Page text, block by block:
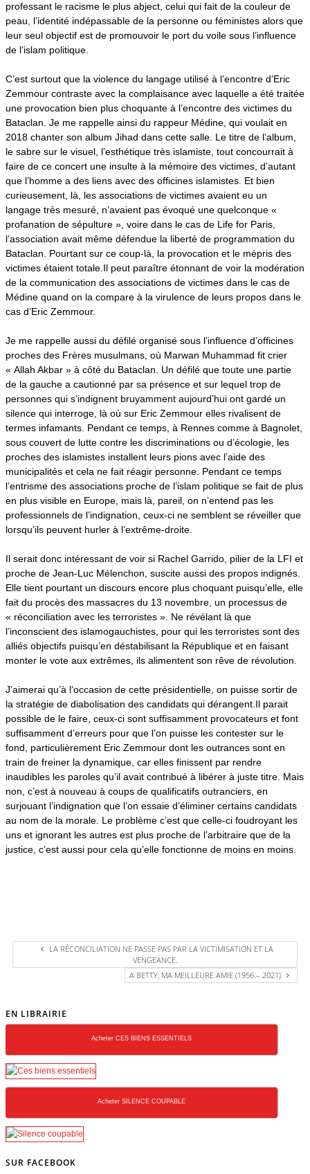
professant le racisme le plus abject, celui qui fait de la couleur de
peau, l’identité indépassable de la personne ou féministes alors que
leur seul objectif est de promouvoir le port du voile sous l’influence
de l’islam politique.
C’est surtout que la violence du langage utilisé à l’encontre d’Eric
Zemmour contraste avec la complaisance avec laquelle a été traitée
une provocation bien plus choquante à l’encontre des victimes du
Bataclan. Je me rappelle ainsi du rappeur Médine, qui voulait en
2018 chanter son album Jihad dans cette salle. Le titre de l’album,
le sabre sur le visuel, l’esthétique très islamiste, tout concourrait à
faire de ce concert une insulte à la mémoire des victimes, d’autant
que l’homme a des liens avec des officines islamistes. Et bien
curieusement, là, les associations de victimes avaient eu un
langage très mesuré, n’avaient pas évoqué une quelconque «
profanation de sépulture », voire dans le cas de Life for Paris,
l’association avait même défendue la liberté de programmation du
Bataclan. Pourtant sur ce coup-là, la provocation et le mépris des
victimes étaient totale.Il peut paraître étonnant de voir la modération
de la communication des associations de victimes dans le cas de
Médine quand on la compare à la virulence de leurs propos dans le
cas d’Eric Zemmour.
Je me rappelle aussi du défilé organisé sous l’influence d’officines
proches des Frères musulmans, où Marwan Muhammad fit crier
« Allah Akbar » à côté du Bataclan. Un défilé que toute une partie
de la gauche a cautionné par sa présence et sur lequel trop de
personnes qui s’indignent bruyamment aujourd’hui ont gardé un
silence qui interroge, là où sur Eric Zemmour elles rivalisent de
termes infamants. Pendant ce temps, à Rennes comme à Bagnolet,
sous couvert de lutte contre les discriminations ou d’écologie, les
proches des islamistes installent leurs pions avec l’aide des
municipalités et cela ne fait réagir personne. Pendant ce temps
l’entrisme des associations proche de l’islam politique se fait de plus
en plus visible en Europe, mais là, pareil, on n’entend pas les
professionnels de l’indignation, ceux-ci ne semblent se réveiller que
lorsqu’ils peuvent hurler à l’extrême-droite.
Il serait donc intéressant de voir si Rachel Garrido, pilier de la LFI et
proche de Jean-Luc Mélenchon, suscite aussi des propos indignés.
Elle tient pourtant un discours encore plus choquant puisqu’elle, elle
fait du procès des massacres du 13 novembre, un processus de
« réconciliation avec les terroristes ». Ne révélant là que
l’inconscient des islamogauchistes, pour qui les terroristes sont des
alliés objectifs puisqu’en déstabilisant la République et en faisant
monter le vote aux extrêmes, ils alimentent son rêve de révolution.
J’aimerai qu’à l’occasion de cette présidentielle, on puisse sortir de
la stratégie de diabolisation des candidats qui dérangent.Il parait
possible de le faire, ceux-ci sont suffisamment provocateurs et font
suffisamment d’erreurs pour que l’on puisse les contester sur le
fond, particulièrement Eric Zemmour dont les outrances sont en
train de freiner la dynamique, car elles finissent par rendre
inaudibles les paroles qu’il avait contribué à libérer à juste titre. Mais
non, c’est à nouveau à coups de qualificatifs outranciers, en
surjouant l’indignation que l’on essaie d’éliminer certains candidats
au nom de la morale. Le problème c’est que celle-ci foudroyant les
uns et ignorant les autres est plus proche de l’arbitraire que de la
justice, c’est aussi pour cela qu’elle fonctionne de moins en moins.
LA RÉCONCILIATION NE PASSE PAS PAR LA VICTIMISATION ET LA
VENGEANCE.
A BETTY, MA MEILLEURE AMIE (1956 – 2021)
EN LIBRAIRIE
Acheter CES BIENS ESSENTIELS
Acheter SILENCE COUPABLE
SUR FACEBOOK